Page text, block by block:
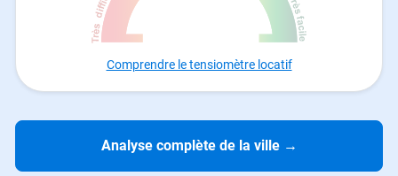
Comprendre le tensiomètre locatif
Analyse complète de la ville →